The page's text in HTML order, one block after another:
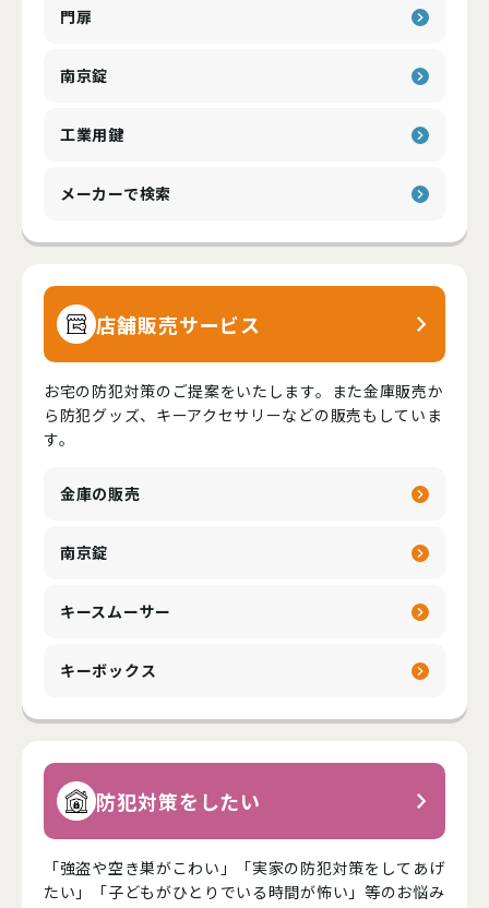
門扉
南京錠
工業用鍵
メーカーで検索
店舗販売サービス
お宅の防犯対策のご提案をいたします。また金庫販売か
ら防犯グッズ、キーアクセサリーなどの販売もしていま
す。
金庫の販売
南京錠
キースムーサー
キーボックス
防犯対策をしたい
「強盗や空き巣がこわい」「実家の防犯対策をしてあげ
たい」「子どもがひとりでいる時間が怖い」等のお悩み